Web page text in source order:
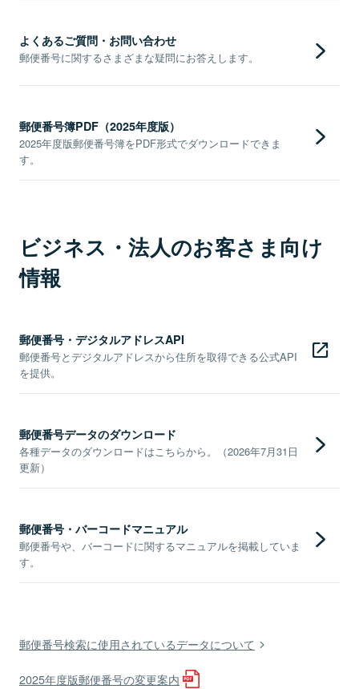
よくあるご質問・お問い合わせ
郵便番号に関するさまざまな疑問にお答えします。
郵便番号簿PDF（2025年度版）
2025年度版郵便番号簿をPDF形式でダウンロードできま
す。
ビジネス・法人のお客さま向け
情報
郵便番号・デジタルアドレスAPI
郵便番号とデジタルアドレスから住所を取得できる公式API
を提供。
郵便番号データのダウンロード
各種データのダウンロードはこちらから。（2026年7月31日
更新）
郵便番号・バーコードマニュアル
郵便番号や、バーコードに関するマニュアルを掲載していま
す。
郵便番号検索に使用されているデータについて
2025年度版郵便番号の変更案内